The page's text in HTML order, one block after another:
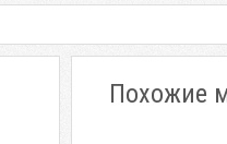
Похожие